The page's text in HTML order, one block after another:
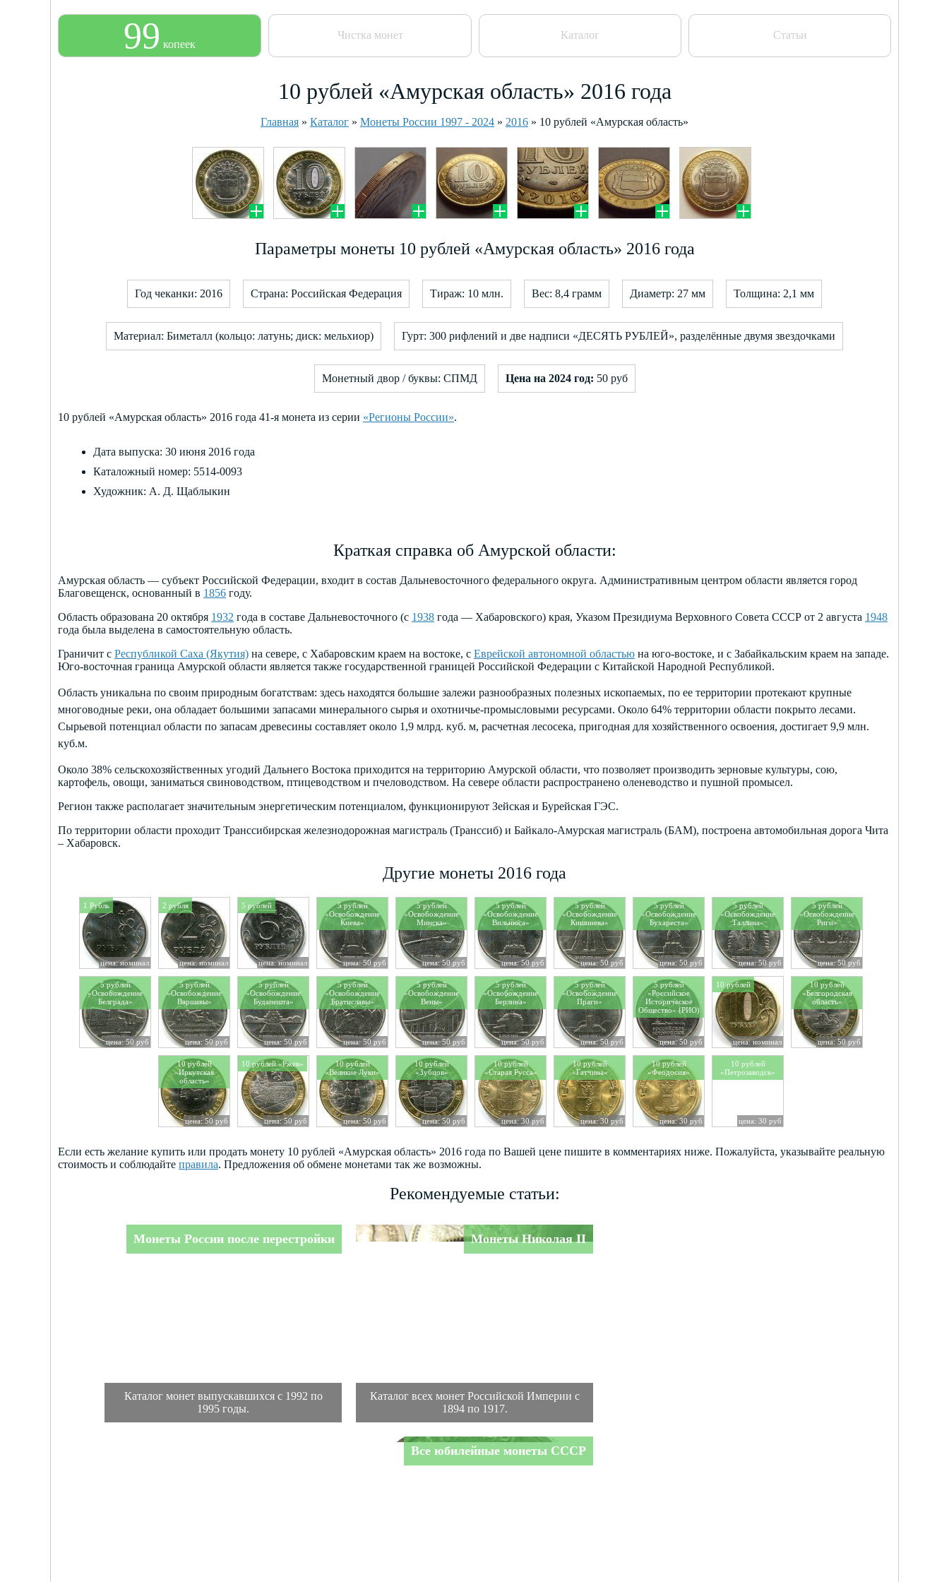
99 копеек
Чистка монет Каталог Статьи
10 рублей «Амурская область» 2016 года
Главная » Каталог » Монеты России 1997 - 2024 » 2016 » 10 рублей «Амурская область»
Параметры монеты 10 рублей «Амурская область» 2016 года
Год чеканки: 2016 Страна: Российская Федерация Тираж: 10 млн. Вес: 8,4 грамм Диаметр: 27 мм Толщина: 2,1 мм
Материал: Биметалл (кольцо: латунь; диск: мельхиор) Гурт: 300 рифлений и две надписи «ДЕСЯТЬ РУБЛЕЙ», разделённые двумя звездочками
Монетный двор / буквы: СПМД Цена на 2024 год: 50 руб
10 рублей «Амурская область» 2016 года 41-я монета из серии «Регионы России».
Дата выпуска: 30 июня 2016 года
Каталожный номер: 5514-0093
Художник: А. Д. Щаблыкин
Краткая справка об Амурской области:
Амурская область — субъект Российской Федерации, входит в состав Дальневосточного федерального округа. Административным центром области является город
Благовещенск, основанный в 1856 году.
Область образована 20 октября 1932 года в составе Дальневосточного (с 1938 года — Хабаровского) края, Указом Президиума Верховного Совета СССР от 2 августа 1948
года была выделена в самостоятельную область.
Граничит с Республикой Саха (Якутия) на севере, с Хабаровским краем на востоке, с Еврейской автономной областью на юго-востоке, и с Забайкальским краем на западе.
Юго-восточная граница Амурской области является также государственной границей Российской Федерации с Китайской Народной Республикой.
Область уникальна по своим природным богатствам: здесь находятся большие залежи разнообразных полезных ископаемых, по ее территории протекают крупные
многоводные реки, она обладает большими запасами минерального сырья и охотничье-промысловыми ресурсами. Около 64% территории области покрыто лесами.
Сырьевой потенциал области по запасам древесины составляет около 1,9 млрд. куб. м, расчетная лесосека, пригодная для хозяйственного освоения, достигает 9,9 млн.
куб.м.
Около 38% сельскохозяйственных угодий Дальнего Востока приходится на территорию Амурской области, что позволяет производить зерновые культуры, сою,
картофель, овощи, заниматься свиноводством, птицеводством и пчеловодством. На севере области распространено оленеводство и пушной промысел.
Регион также располагает значительным энергетическим потенциалом, функционируют Зейская и Бурейская ГЭС.
По территории области проходит Транссибирская железнодорожная магистраль (Транссиб) и Байкало-Амурская магистраль (БАМ), построена автомобильная дорога Чита
– Хабаровск.
Другие монеты 2016 года
1 Рубль
цена: номинал
2 рубля
цена: номинал
5 рублей
цена: номинал
5 рублей
«Освобождение
Киева»
цена: 50 руб
5 рублей
«Освобождение
Минска»
цена: 50 руб
5 рублей
«Освобождение
Вильнюса»
цена: 50 руб
5 рублей
«Освобождение
Кишинева»
цена: 50 руб
5 рублей
«Освобождение
Бухареста»
цена: 50 руб
5 рублей
«Освобождение
Таллина»
цена: 50 руб
5 рублей
«Освобождение
Риги»
цена: 50 руб
5 рублей
«Освобождение
Белграда»
цена: 50 руб
5 рублей
«Освобождение
Варшавы»
цена: 50 руб
5 рублей
«Освобождение
Будапешта»
цена: 50 руб
5 рублей
«Освобождение
Братиславы»
цена: 50 руб
5 рублей
«Освобождение
Вены»
цена: 50 руб
5 рублей
«Освобождение
Берлина»
цена: 50 руб
5 рублей
«Освобождение
Праги»
цена: 50 руб
5 рублей
«Российское
Историческое
Общество» (РИО)
цена: 50 руб
10 рублей
цена: номинал
10 рублей
«Белгородская
область»
цена: 50 руб
10 рублей
«Иркутская
область»
цена: 50 руб
10 рублей «Ржев»
цена: 50 руб
10 рублей
«Великие Луки»
цена: 50 руб
10 рублей
«Зубцов»
цена: 50 руб
10 рублей
«Старая Русса»
цена: 30 руб
10 рублей
«Гатчина»
цена: 30 руб
10 рублей
«Феодосия»
цена: 30 руб
10 рублей
«Петрозаводск»
цена: 30 руб
Если есть желание купить или продать монету 10 рублей «Амурская область» 2016 года по Вашей цене пишите в комментариях ниже. Пожалуйста, указывайте реальную
стоимость и соблюдайте правила. Предложения об обмене монетами так же возможны.
Рекомендуемые статьи:
Монеты России после перестройки
Каталог монет выпускавшихся с 1992 по
1995 годы.
Монеты Николая II
Каталог всех монет Российской Империи с
1894 по 1917.
Все юбилейные монеты СССР